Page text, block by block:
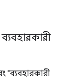
ব্যবহারকারী
"ব্যবহারকারী